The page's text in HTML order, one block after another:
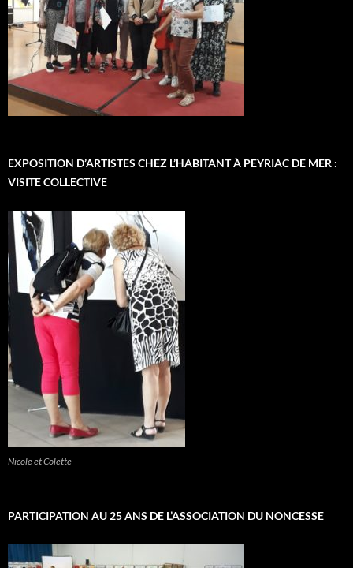
EXPOSITION D’ARTISTES CHEZ L’HABITANT À PEYRIAC DE MER :
VISITE COLLECTIVE
Nicole et Colette
PARTICIPATION AU 25 ANS DE L’ASSOCIATION DU NONCESSE